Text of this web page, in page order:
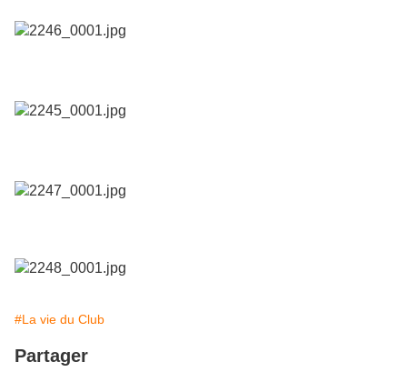
#La vie du Club
Partager